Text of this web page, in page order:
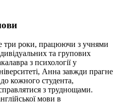
три роки, працюючи з учнями
та групових
з психології у
Анна завжди прагне
кожного студента,
з труднощами.
мови в